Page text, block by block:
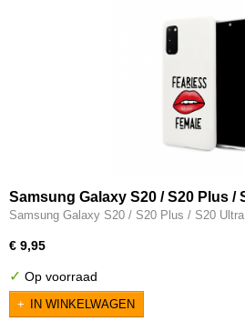
Samsung Galaxy S20 / S20 Plus /
hoesje - Fearless Female
Samsung Galaxy S20 / S20 Plus / S20
€ 9,95
✓ Op voorraad
IN WINKELWAGEN